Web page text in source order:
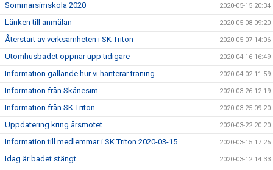
Sommarsimskola 2020 2020-05-15 20:34
Länken till anmälan 2020-05-08 09:20
Återstart av verksamheten i SK Triton 2020-05-07 14:06
Utomhusbadet öppnar upp tidigare 2020-04-16 16:49
Information gällande hur vi hanterar träning 2020-04-02 11:59
Information från Skånesim 2020-03-26 12:19
Information från SK Triton 2020-03-25 09:20
Uppdatering kring årsmötet 2020-03-22 20:20
Information till medlemmar i SK Triton 2020-03-15 2020-03-15 17:25
Idag är badet stängt 2020-03-12 14:33